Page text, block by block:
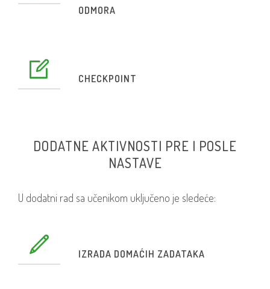
ODMORA
CHECKPOINT
DODATNE AKTIVNOSTI PRE I POSLE
NASTAVE
U dodatni rad sa učenikom uključeno je sledeće:
IZRADA DOMAĆIH ZADATAKA